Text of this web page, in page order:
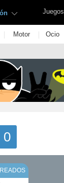
Juegos
| Motor | Ocio
0